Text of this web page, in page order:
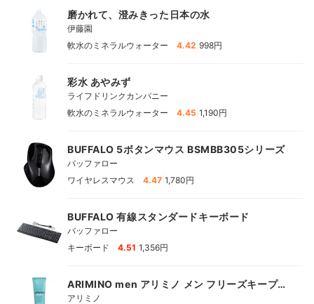
磨かれて、澄みきった日本の水
伊藤園
軟水のミネラルウォーター
4.42 998円
彩水 あやみず
ライフドリンクカンパニー
軟水のミネラルウォーター
4.45 1,190円
BUFFALO 5ボタンマウス BSMBB305シリーズ
バッファロー
ワイヤレスマウス
4.47 1,780円
BUFFALO 有線スタンダードキーボード
バッファロー
キーボード
4.51 1,356円
ARIMINO men アリミノ メン フリーズキープ
グリース
アリミノ